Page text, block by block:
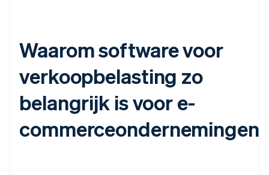
Waarom software voor
verkoopbelasting zo
belangrijk is voor e-
commerceondernemingen